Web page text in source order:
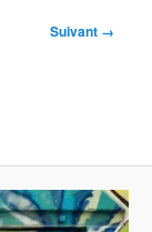
Suivant →